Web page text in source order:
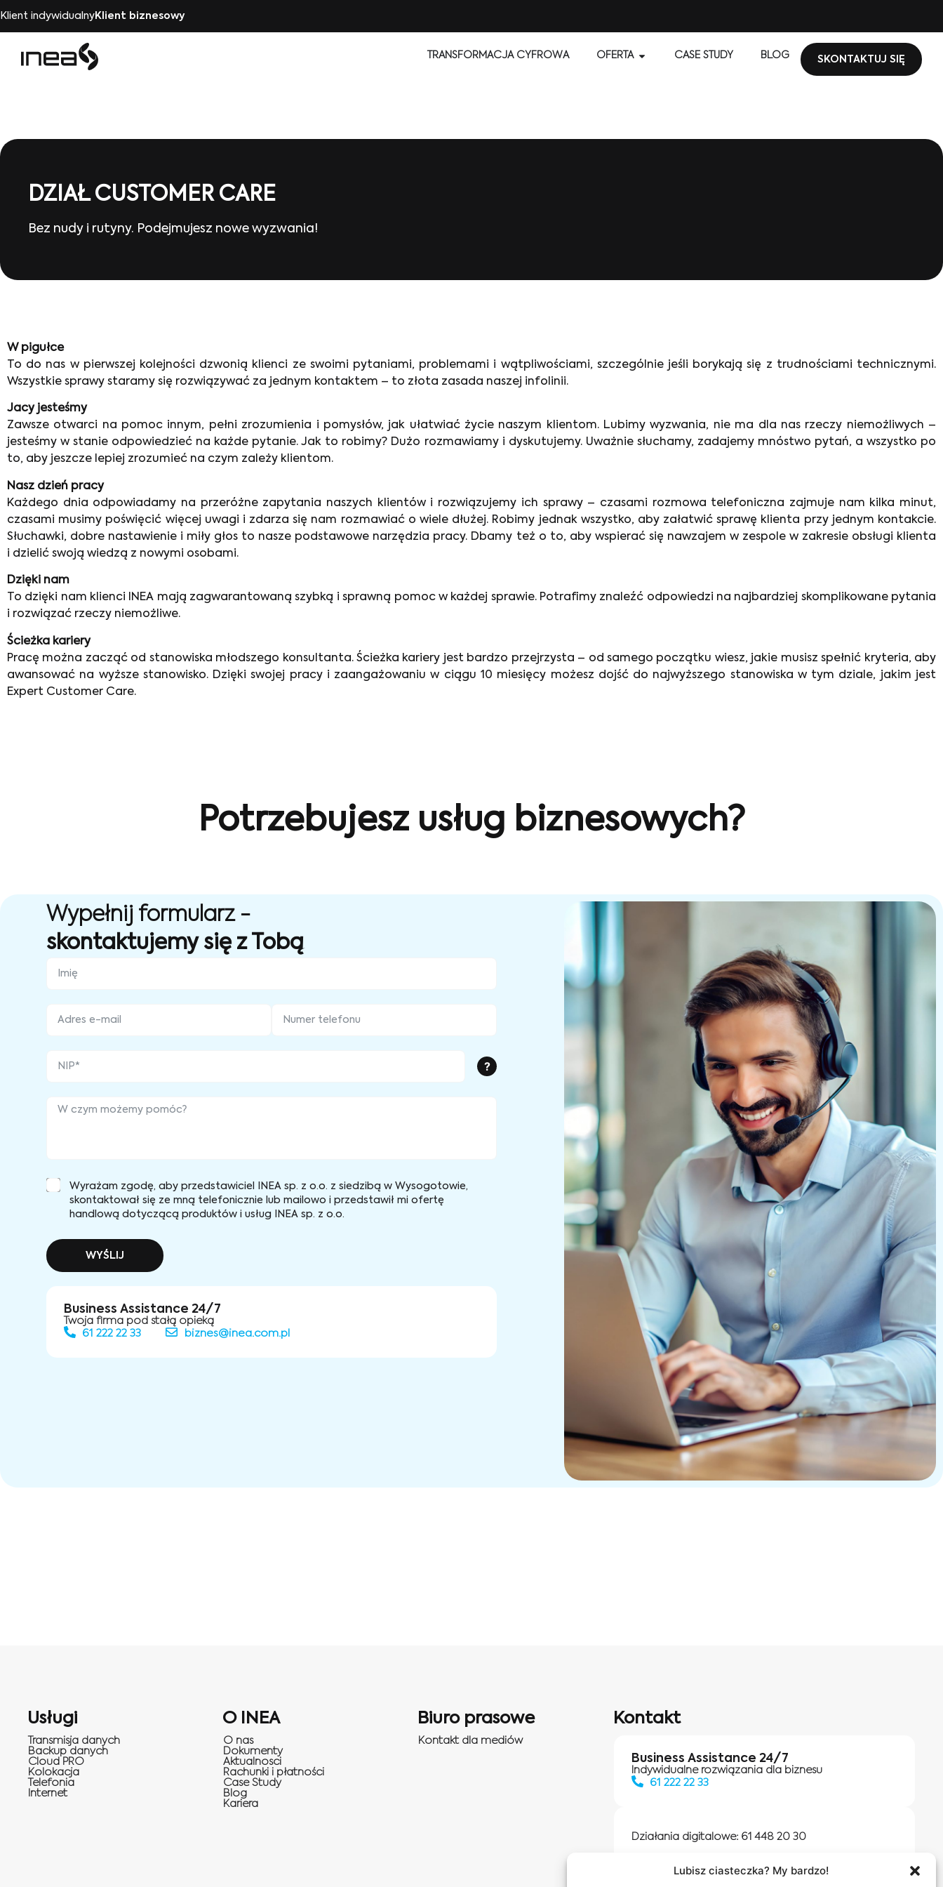
Lubisz ciasteczka? My bardzo!
Klient indywidualnyKlient biznesowy
TRANSFORMACJA CYFROWA OFERTA CASE STUDY BLOG SKONTAKTUJ SIĘ
DZIAŁ CUSTOMER CARE
Bez nudy i rutyny. Podejmujesz nowe wyzwania!
W pigułce
To do nas w pierwszej kolejności dzwonią klienci ze swoimi pytaniami, problemami i wątpliwościami, szczególnie jeśli borykają się z trudnościami technicznymi.
Wszystkie sprawy staramy się rozwiązywać za jednym kontaktem – to złota zasada naszej infolinii.
Jacy jesteśmy
Zawsze otwarci na pomoc innym, pełni zrozumienia i pomysłów, jak ułatwiać życie naszym klientom. Lubimy wyzwania, nie ma dla nas rzeczy niemożliwych –
jesteśmy w stanie odpowiedzieć na każde pytanie. Jak to robimy? Dużo rozmawiamy i dyskutujemy. Uważnie słuchamy, zadajemy mnóstwo pytań, a wszystko po
to, aby jeszcze lepiej zrozumieć na czym zależy klientom.
Nasz dzień pracy
Każdego dnia odpowiadamy na przeróżne zapytania naszych klientów i rozwiązujemy ich sprawy – czasami rozmowa telefoniczna zajmuje nam kilka minut,
czasami musimy poświęcić więcej uwagi i zdarza się nam rozmawiać o wiele dłużej. Robimy jednak wszystko, aby załatwić sprawę klienta przy jednym kontakcie.
Słuchawki, dobre nastawienie i miły głos to nasze podstawowe narzędzia pracy. Dbamy też o to, aby wspierać się nawzajem w zespole w zakresie obsługi klienta
i dzielić swoją wiedzą z nowymi osobami.
Dzięki nam
To dzięki nam klienci INEA mają zagwarantowaną szybką i sprawną pomoc w każdej sprawie. Potrafimy znaleźć odpowiedzi na najbardziej skomplikowane pytania
i rozwiązać rzeczy niemożliwe.
Ścieżka kariery
Pracę można zacząć od stanowiska młodszego konsultanta. Ścieżka kariery jest bardzo przejrzysta – od samego początku wiesz, jakie musisz spełnić kryteria, aby
awansować na wyższe stanowisko. Dzięki swojej pracy i zaangażowaniu w ciągu 10 miesięcy możesz dojść do najwyższego stanowiska w tym dziale, jakim jest
Expert Customer Care.
Potrzebujesz usług biznesowych?
Wypełnij formularz -
skontaktujemy się z Tobą
?
Wyrażam zgodę, aby przedstawiciel INEA sp. z o.o. z siedzibą w Wysogotowie,
skontaktował się ze mną telefonicznie lub mailowo i przedstawił mi ofertę
handlową dotyczącą produktów i usług INEA sp. z o.o.
WYŚLIJ
Business Assistance 24/7
Twoja firma pod stałą opieką
61 222 22 33
biznes@inea.com.pl
Usługi
Transmisja danych
Backup danych
Cloud PRO
Kolokacja
Telefonia
Internet
O INEA
O nas
Dokumenty
Aktualnosci
Rachunki i płatności
Case Study
Blog
Kariera
Biuro prasowe
Kontakt dla mediów
Kontakt
Business Assistance 24/7
Indywidualne rozwiązania dla biznesu
61 222 22 33
Działania digitalowe: 61 448 20 30